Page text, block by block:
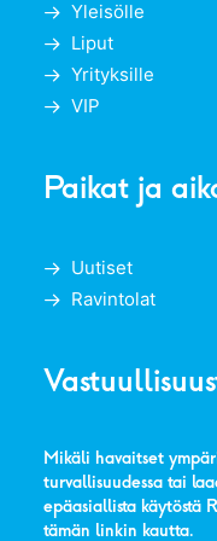
Yleisölle
Liput
Yrityksille
VIP
Paikat ja
Uutiset
Ravintolat
Mikäli havaitset
turvallisuudessa tai
epäasiallista käytöstä
tämän linkin kautta.